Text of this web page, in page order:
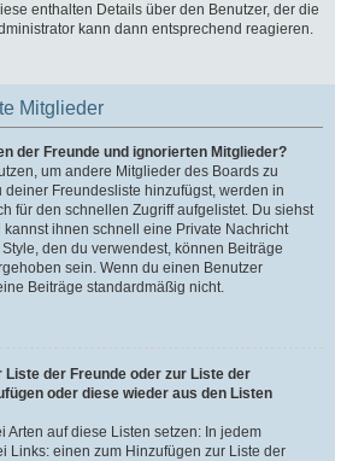
enthalten Details über den Benutzer, der die
kann dann entsprechend reagieren.
Mitglieder
der Freunde und ignorierten Mitglieder?
um andere Mitglieder des Boards zu
Freundesliste hinzufügst, werden in
für den schnellen Zugriff aufgelistet. Du siehst
ihnen schnell eine Private Nachricht
den du verwendest, können Beiträge
sein. Wenn du einen Benutzer
Beiträge standardmäßig nicht.
Liste der Freunde oder zur Liste der
oder diese wieder aus den Listen
Arten auf diese Listen setzen: In jedem
Links: einen zum Hinzufügen zur Liste der